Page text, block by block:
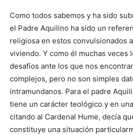
Como todos sabemos y ha sido
el Padre Aquilino ha sido un
religiosa en estos convulsionados
viviendo. Y como él muchas veces
desafíos ante los que nos
complejos, pero no son simples
intramundanos. Para el padre
tiene un carácter teológico y en
citando al Cardenal Hume, decía
constituye una situación